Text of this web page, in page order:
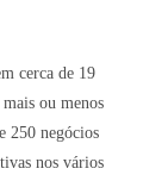
cerca de 19
ou menos
250 negócios
nos vários